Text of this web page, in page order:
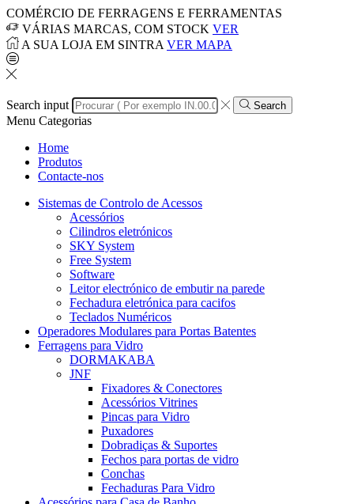
COMÉRCIO DE FERRAGENS E FERRAMENTAS
VÁRIAS MARCAS, COM STOCK VER
A SUA LOJA EM SINTRA VER MAPA
Search input Search
Menu Categorias
Home
Produtos
Contacte-nos
Sistemas de Controlo de Acessos
Acessórios
Cilindros eletrónicos
SKY System
Free System
Software
Leitor electrónico de embutir na parede
Fechadura eletrónica para cacifos
Teclados Numéricos
Operadores Modulares para Portas Batentes
Ferragens para Vidro
DORMAKABA
JNF
Fixadores & Conectores
Acessórios Vitrines
Pincas para Vidro
Puxadores
Dobradiças & Suportes
Fechos para portas de vidro
Conchas
Fechaduras Para Vidro